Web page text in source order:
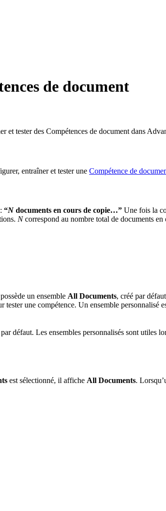
de document
et tester des Compétences de document dans
entraîner et tester une Compétence de
“N documents en cours de copie…” Une fois la
Ncorrespond au nombre total de documents en
un ensemble All Documents, créé par
une compétence. Un ensemble personnalisé
par défaut. Les ensembles personnalisés sont utiles
est sélectionné, il affiche All Documents.